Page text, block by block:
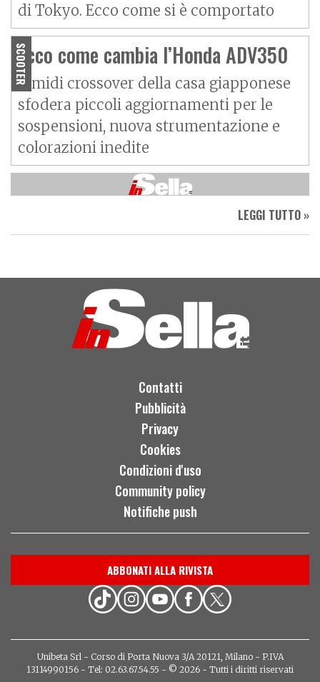
di Tokyo. Ecco come si è comportato
SCOOTER
Ecco come cambia l’Honda ADV350
Il midi crossover della casa giapponese
sfodera piccoli aggiornamenti per le
sospensioni, nuova strumentazione e
colorazioni inedite
LEGGI TUTTO »
Contatti
Pubblicità
Privacy
Cookies
Condizioni d'uso
Community policy
Notifiche push
ABBONATI ALLA RIVISTA
Unibeta Srl - Corso di Porta Nuova 3/A 20121, Milano - P.IVA
13114990156 - Tel: 02.63.67.54.55 - © 2026 - Tutti i diritti riservati